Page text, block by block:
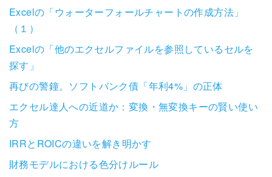
Excelの「ウォーターフォールチャートの作成方法」
（１）
Excelの「他のエクセルファイルを参照しているセルを
探す」
再びの警鐘。ソフトバンク債「年利4%」の正体
エクセル達人への近道か：変換・無変換キーの賢い使い
方
IRRとROICの違いを解き明かす
財務モデルにおける色分けルール